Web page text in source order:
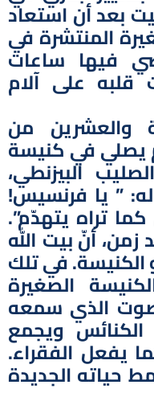
بعد أن استعاد
المنتشرة في
فيها ساعات
على آلام
والعشرين من
يصلي في كنيسة
البيزنطي،
” يا فرنسيس!
تراه يتهدّم”.
أنّ بيت الله
الكنيسة. في تلك
الصغيرة
الذي سمعه
ويجمع
يفعل الفقراء.
حياته الجديدة